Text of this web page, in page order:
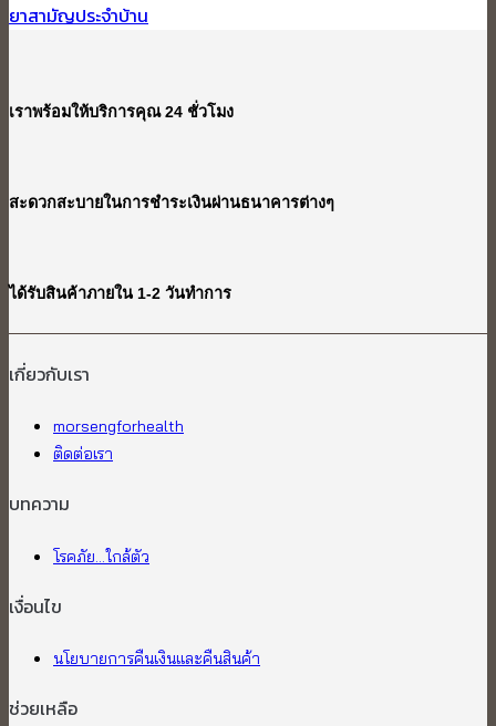
ยาสามัญประจำบ้าน
เราพร้อมให้บริการคุณ 24 ชั่วโมง
สะดวกสะบายในการชำระเงินผ่านธนาคารต่างๆ
ได้รับสินค้าภายใน 1-2 วันทำการ
เกี่ยวกับเรา​
morsengforhealth
ติดต่อเรา
บทความ
โรคภัย...ใกล้ตัว
เงื่อนไข
นโยบายการคืนเงินและคืนสินค้า
ช่วยเหลือ